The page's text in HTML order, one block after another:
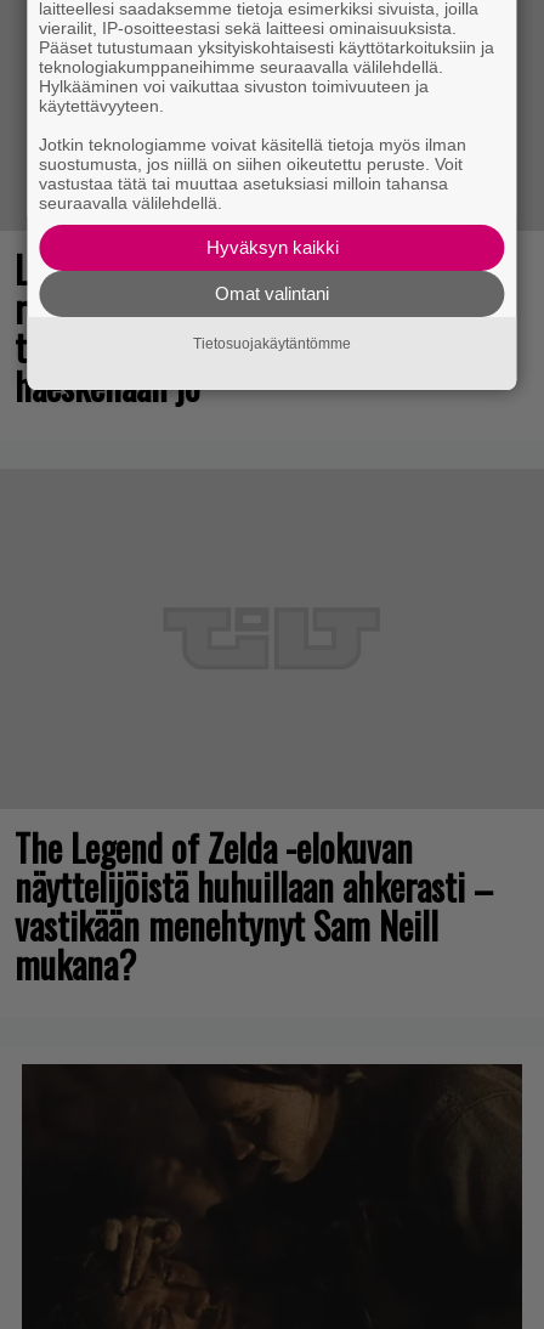
Legendaarinen Ghost Recon -
räiskintäsarja jatkuu – sisäpiirin
testaajia seuraavalle pelille
haeskellaan jo
The Legend of Zelda -elokuvan
näyttelijöistä huhuillaan ahkerasti –
vastikään menehtynyt Sam Neill
mukana?
laitteellesi saadaksemme tietoja esimerkiksi sivuista, joilla
vierailit, IP-osoitteestasi sekä laitteesi ominaisuuksista.
Pääset tutustumaan yksityiskohtaisesti käyttötarkoituksiin ja
teknologiakumppaneihimme seuraavalla välilehdellä.
Hylkääminen voi vaikuttaa sivuston toimivuuteen ja
käytettävyyteen.
Jotkin teknologiamme voivat käsitellä tietoja myös ilman
suostumusta, jos niillä on siihen oikeutettu peruste. Voit
vastustaa tätä tai muuttaa asetuksiasi milloin tahansa
seuraavalla välilehdellä.
Hyväksyn kaikki
Omat valintani
Tietosuojakäytäntömme